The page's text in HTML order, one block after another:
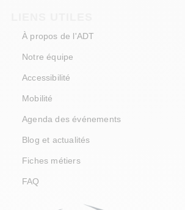
À propos de l'ADT
Notre équipe
Accessibilité
Mobilité
Agenda des événements
Blog et actualités
Fiches métiers
FAQ